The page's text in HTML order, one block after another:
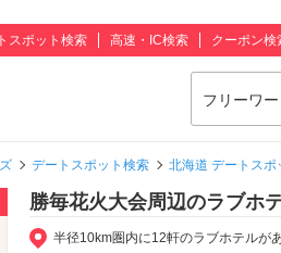
スポット検索 高速・IC検索 クーポン検
フリーワー
デートスポット検索 北海道 デートスポ
勝毎花火大会周辺のラブホ
半径10km圏内に12軒のラブホテルが